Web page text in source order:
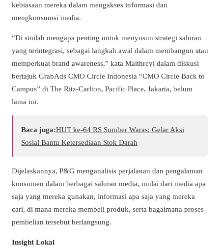
kebiasaan mereka dalam mengakses informasi dan
mengkonsumsi media.
“Di sinilah mengapa penting untuk menyusun strategi saluran
yang terintegrasi, sebagai langkah awal dalam membangun atau
memperkuat brand awareness,” kata Maithreyi dalam diskusi
bertajuk GrabAds CMO Circle Indonesia “CMO Circle Back to
Campus” di The Ritz-Carlton, Pacific Place, Jakarta, belum
lama ini.
Baca juga:​HUT ke-64 RS Sumber Waras: Gelar Aksi
Sosial Bantu Ketersediaan Stok Darah
Dijelaskannya, P&G menganalisis perjalanan dan pengalaman
konsumen dalam berbagai saluran media, mulai dari media apa
saja yang mereka gunakan, informasi apa saja yang mereka
cari, di mana mereka membeli produk, serta bagaimana proses
pembelian tersebut berlangsung.
Insight Lokal